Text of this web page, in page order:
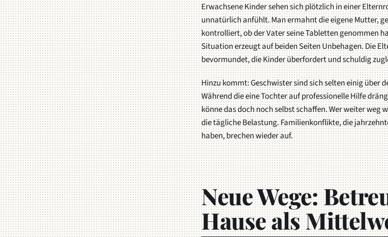
Erwachsene Kinder sehen sich plötzlich in einer
unnatürlich anfühlt. Man ermahnt die eigene Mutter,
kontrolliert, ob der Vater seine Tabletten genommen
Situation erzeugt auf beiden Seiten Unbehagen. Die
bevormundet, die Kinder überfordert und schuldig
Hinzu kommt: Geschwister sind sich selten einig über
Während die eine Tochter auf professionelle Hilfe
könne das doch noch selbst schaffen. Wer weiter weg
die tägliche Belastung. Familienkonflikte, die
haben, brechen wieder auf.
Neue Wege:
Hause als